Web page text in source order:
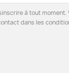
à tout moment.
dans les